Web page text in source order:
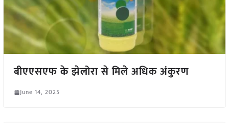
बीएएसएफ के झेलोरा से मिले अधिक अंकुरण
June 14, 2025